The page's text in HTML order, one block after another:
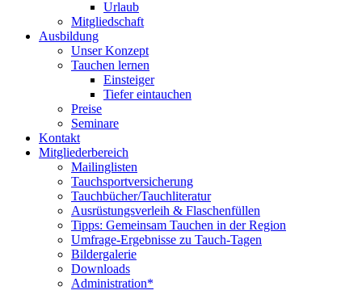
Urlaub
Mitgliedschaft
Ausbildung
Unser Konzept
Tauchen lernen
Einsteiger
Tiefer eintauchen
Preise
Seminare
Kontakt
Mitgliederbereich
Mailinglisten
Tauchsportversicherung
Tauchbücher/Tauchliteratur
Ausrüstungsverleih & Flaschenfüllen
Tipps: Gemeinsam Tauchen in der Region
Umfrage-Ergebnisse zu Tauch-Tagen
Bildergalerie
Downloads
Administration*